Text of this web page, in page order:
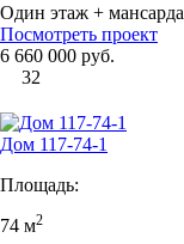
Один этаж + мансарда
Посмотреть проект
6 660 000 руб.
32
Дом 117-74-1
Площадь:
74 м2